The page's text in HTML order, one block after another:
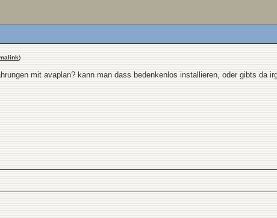
)
mit avaplan? kann man dass bedenkenlos installieren, oder gibts